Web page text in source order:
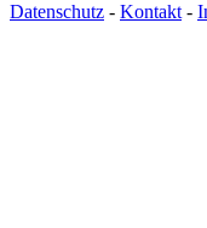
Datenschutz - Kontakt -